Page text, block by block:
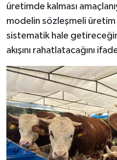
üretimde kalması
modelin sözleşmeli üretim
sistematik hale
akışını rahatlatacağını